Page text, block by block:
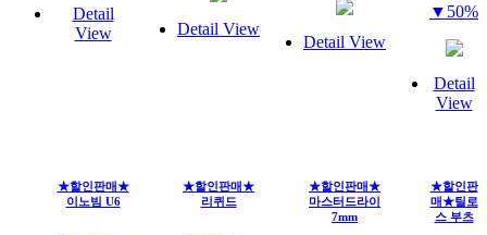
Detail
View
Detail View
Detail View
▼50%
Detail
View
★할인판매★
이노빔 U6
★할인판매★
리퀴드
★할인판매★
마스터드라이
7mm
★할인판
매★틸로
스 부츠